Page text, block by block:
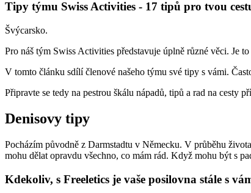
Tipy týmu Swiss Activities - 17 tipů pro tvou
Švýcarsko.
Pro náš tým Swiss Activities představuje úplně různé věci. Je
V tomto článku sdílí členové našeho týmu své tipy s vámi.
Připravte se tedy na pestrou škálu nápadů, tipů a rad na cesty
Denisovy tipy
Pocházím původně z Darmstadtu v Německu. V průběhu
mohu dělat opravdu všechno, co mám rád. Když mohu být s
Kdekoliv, s Freeletics je vaše posilovna stále s